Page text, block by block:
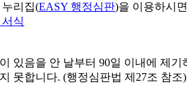
리집(EASY 행정심판)을 이용하시
식
있음을 안 날부터 90일 이내에 제
못합니다. (행정심판법 제27조 참조)